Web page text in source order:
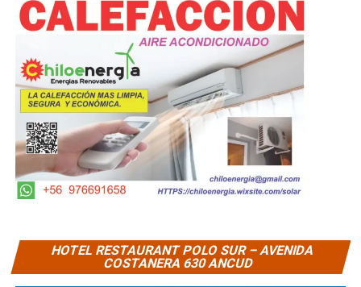
HOTEL RESTAURANT POLO SUR – AVENIDA
COSTANERA 630 ANCUD